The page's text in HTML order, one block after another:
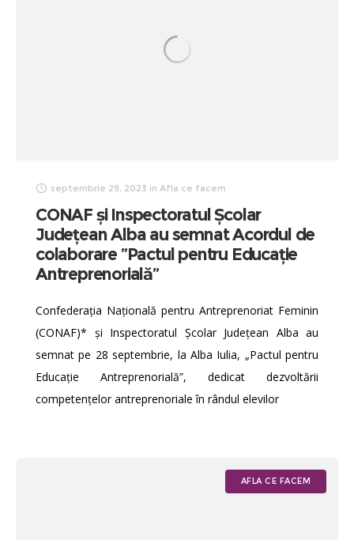
septembrie 29, 2023 in Afla ce facem
CONAF și Inspectoratul Școlar
Județean Alba au semnat Acordul de
colaborare ”Pactul pentru Educație
Antreprenorială”
Confederaţia Naţională pentru Antreprenoriat Feminin
(CONAF)* și Inspectoratul Școlar Județean Alba au
semnat pe 28 septembrie, la Alba Iulia, „Pactul pentru
Educație Antreprenorială”, dedicat dezvoltării
competențelor antreprenoriale în rândul elevilor
AFLA CE FACEM